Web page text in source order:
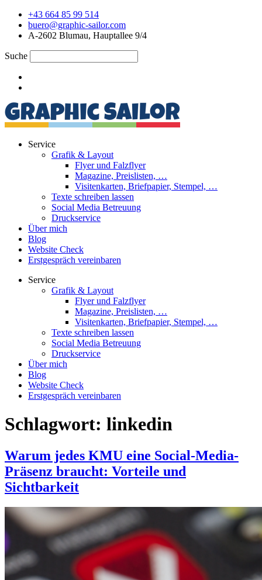
Zum
Inhalt
springen
+43 664 85 99 514
buero@graphic-sailor.com
A-2602 Blumau, Hauptallee 9/4
Suche
Service
Grafik & Layout
Flyer und Falzflyer
Magazine, Preislisten, …
Visitenkarten, Briefpapier, Stempel, …
Texte schreiben lassen
Social Media Betreuung
Druckservice
Über mich
Blog
Website Check
Erstgespräch vereinbaren
Service
Grafik & Layout
Flyer und Falzflyer
Magazine, Preislisten, …
Visitenkarten, Briefpapier, Stempel, …
Texte schreiben lassen
Social Media Betreuung
Druckservice
Über mich
Blog
Website Check
Erstgespräch vereinbaren
Schlagwort: linkedin
Warum jedes KMU eine Social-Media-
Präsenz braucht: Vorteile und
Sichtbarkeit